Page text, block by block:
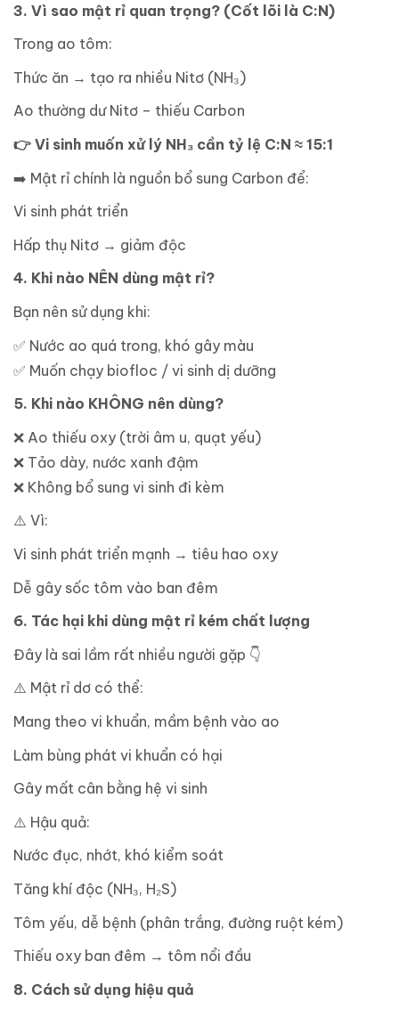
3. Vì sao mật rỉ quan trọng? (Cốt lõi là C:N)
Trong ao tôm:
Thức ăn → tạo ra nhiều Nitơ (NH₃)
Ao thường dư Nitơ – thiếu Carbon
👉 Vi sinh muốn xử lý NH₃ cần tỷ lệ C:N ≈ 15:1
➡ ️ Mật rỉ chính là nguồn bổ sung Carbon để:
Vi sinh phát triển
Hấp thụ Nitơ → giảm độc
4. Khi nào NÊN dùng mật rỉ?
Bạn nên sử dụng khi:
✅ Nước ao quá trong, khó gây màu
✅ Muốn chạy biofloc / vi sinh dị dưỡng
5. Khi nào KHÔNG nên dùng?
❌ Ao thiếu oxy (trời âm u, quạt yếu)
❌ Tảo dày, nước xanh đậm
❌ Không bổ sung vi sinh đi kèm
⚠ ️ Vì:
Vi sinh phát triển mạnh → tiêu hao oxy
Dễ gây sốc tôm vào ban đêm
6. Tác hại khi dùng mật rỉ kém chất lượng
Đây là sai lầm rất nhiều người gặp 👇
⚠ ️ Mật rỉ dơ có thể:
Mang theo vi khuẩn, mầm bệnh vào ao
Làm bùng phát vi khuẩn có hại
Gây mất cân bằng hệ vi sinh
⚠ ️ Hậu quả:
Nước đục, nhớt, khó kiểm soát
Tăng khí độc (NH₃, H₂S)
Tôm yếu, dễ bệnh (phân trắng, đường ruột kém)
Thiếu oxy ban đêm → tôm nổi đầu
8. Cách sử dụng hiệu quả